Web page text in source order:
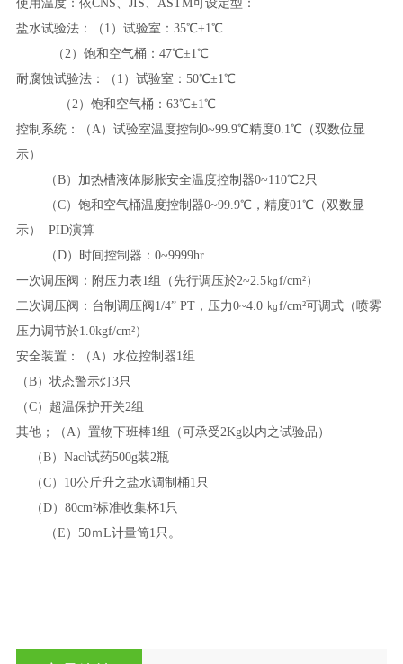
使用温度：依CNS、JIS、ASTM可设定型：
盐水试验法：（ 1）试验室：35℃±1℃
（ 2）饱和空气桶：47℃±1℃
耐腐蚀试验法：（ 1）试验室：50℃±1℃
（ 2）饱和空气桶：63℃±1℃
控制系统：（ A）试验室温度控制0~99.9℃精度0.1℃（双数位显
示）
（B）加热槽液体膨胀安全温度控制器0~110℃2只
（C）饱和空气桶温度控制器0~99.9℃，精度01℃（双数显
示） PID演算
（D）时间控制器：0~9999hr
一次调压阀：附压力表1组（先行调压於2~2.5㎏f/cm²）
二次调压阀：台制调压阀1/4” PT，压力0~4.0 ㎏f/cm²可调式（喷雾
压力调节於1.0kgf/cm²）
安全装置：（ A）水位控制器1组
（B）状态警示灯3只
（C）超温保护开关2组
其他；（ A）置物下班棒1组（可承受2Kg以内之试验品）
（B）Nacl试药500g装2瓶
（C）10公斤升之盐水调制桶1只
（D）80cm²标准收集杯1只
（E ） 50ｍL计量筒1只。